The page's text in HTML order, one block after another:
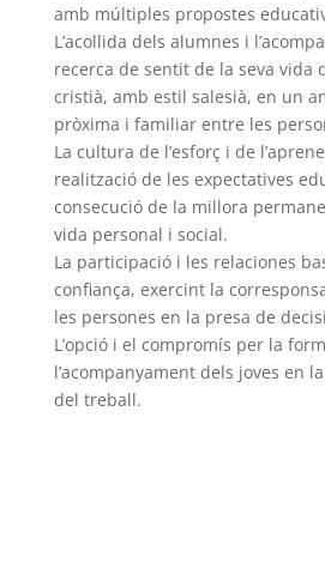
amb múltiples propostes
L’acollida dels alumnes i
recerca de sentit de la seva vida
cristià, amb estil salesià, en un
pròxima i familiar entre les
La cultura de l’esforç i de
realització de les expectatives
consecució de la millora
vida personal i social.
La participació i les relaciones
confiança, exercint la
les persones en la presa de
L’opció i el compromís per la
l’acompanyament dels joves en
del treball.